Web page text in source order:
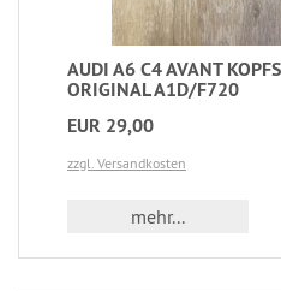
AUDI A6 C4 AVANT
ORIGINAL A1D/F720
EUR 29,00
zzgl. Versandkosten
mehr...